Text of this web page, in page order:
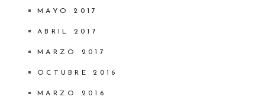
MAYO 2017
ABRIL 2017
MARZO 2017
OCTUBRE 2016
MARZO 2016